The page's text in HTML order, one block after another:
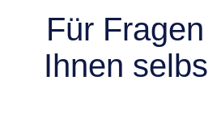
Für
Ihnen